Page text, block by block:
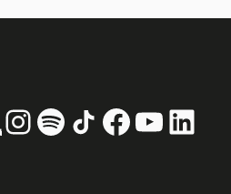
Instagram
# TikTokFacebook